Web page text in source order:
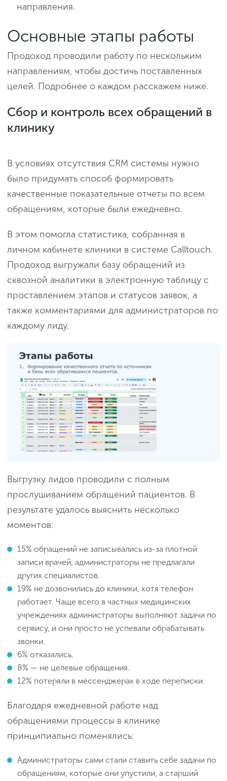
направления.
Основные этапы работы
Продоход проводили работу по нескольким
направлениям, чтобы достичь поставленных
целей. Подробнее о каждом расскажем ниже.
Сбор и контроль всех обращений в
клинику
В условиях отсутствия CRM системы нужно
было придумать способ формировать
качественные показательные отчеты по всем
обращениям, которые были ежедневно.
В этом помогла статистика, собранная в
личном кабинете клиники в системе Calltouch.
Продоход выгружали базу обращений из
сквозной аналитики в электронную таблицу с
проставлением этапов и статусов заявок, а
также комментариями для администраторов по
каждому лиду.
Выгрузку лидов проводили с полным
прослушиванием обращений пациентов. В
результате удалось выяснить несколько
моментов:
15% обращений не записывались из-за плотной
записи врачей, администраторы не предлагали
других специалистов.
19% не дозвонились до клиники, хотя телефон
работает. Чаще всего в частных медицинских
учреждениях администраторы выполняют задачи по
сервису, и они просто не успевали обрабатывать
звонки.
6% отказались.
8% — не целевые обращения.
12% потеряли в мессенджерах в ходе переписки.
Благодаря ежедневной работе над
обращениями процессы в клинике
принципиально поменялись:
Администраторы сами стали ставить себе задачи по
обращениям, которые они упустили, а старший